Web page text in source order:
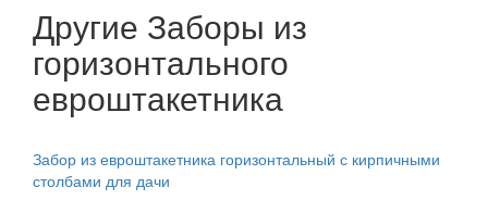
Другие Заборы из
горизонтального
евроштакетника
Забор из евроштакетника горизонтальный с кирпичными
столбами для дачи